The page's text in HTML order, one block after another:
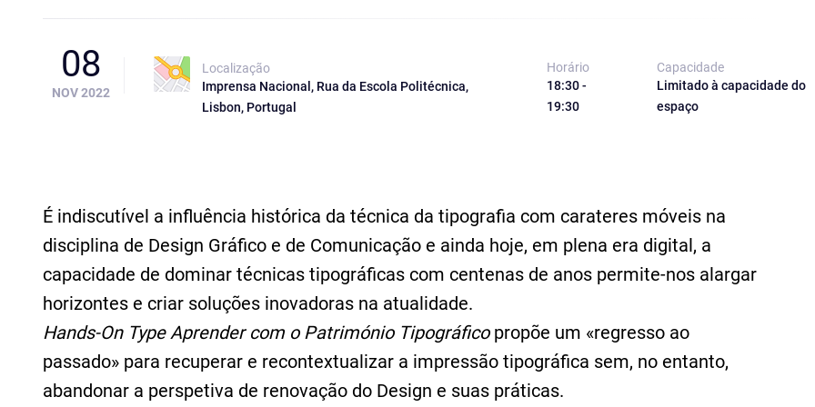
08
NOV 2022
Localização
Imprensa Nacional, Rua da Escola Politécnica,
Lisbon, Portugal
Horário
18:30 -
19:30
Capacidade
Limitado à capacidade do
espaço
É indiscutível a influência histórica da técnica da tipografia com carateres móveis na
disciplina de Design Gráfico e de Comunicação e ainda hoje, em plena era digital, a
capacidade de dominar técnicas tipográficas com centenas de anos permite-nos alargar
horizontes e criar soluções inovadoras na atualidade.
Hands-On Type Aprender com o Património Tipográficopropõe um «regresso ao
passado» para recuperar e recontextualizar a impressão tipográfica sem, no entanto,
abandonar a perspetiva de renovação do Design e suas práticas.